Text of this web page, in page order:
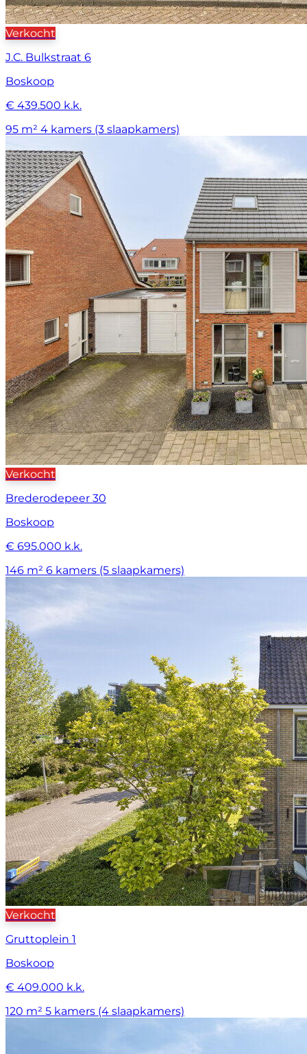
Verkocht
J.C. Bulkstraat 6
Boskoop
€ 439.500 k.k.
95 m² 4 kamers (3 slaapkamers)
Verkocht
Brederodepeer 30
Boskoop
€ 695.000 k.k.
146 m² 6 kamers (5 slaapkamers)
Verkocht
Gruttoplein 1
Boskoop
€ 409.000 k.k.
120 m² 5 kamers (4 slaapkamers)